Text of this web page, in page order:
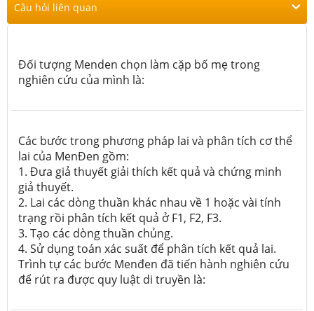
Câu hỏi liên quan
Đối tượng Menden chọn làm cặp bố mẹ trong
nghiên cứu của mình là:
Các bước trong phương pháp lai và phân tích cơ thể
lai của MenĐen gồm:
1. Đưa giả thuyết giải thích kết quả và chứng minh
giả thuyết.
2. Lai các dòng thuần khác nhau về 1 hoặc vài tính
trạng rồi phân tích kết quả ở F1, F2, F3.
3. Tạo các dòng thuần chủng.
4. Sử dụng toán xác suất để phân tích kết quả lai.
Trình tự các bước Menđen đã tiến hành nghiên cứu
để rút ra được quy luật di truyền là: